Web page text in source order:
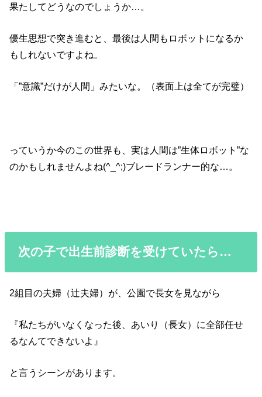
果たしてどうなのでしょうか…。
優生思想で突き進むと、最後は人間もロボットになるか
もしれないですよね。
「”意識”だけが人間」みたいな。（表面上は全てが完璧）
っていうか今のこの世界も、実は人間は”生体ロボット”な
のかもしれませんよね(^_^;)ブレードランナー的な…。
次の子で出生前診断を受けていたら…
2組目の夫婦（辻夫婦）が、公園で長女を見ながら
『私たちがいなくなった後、あいり（長女）に全部任せ
るなんてできないよ』
と言うシーンがあります。